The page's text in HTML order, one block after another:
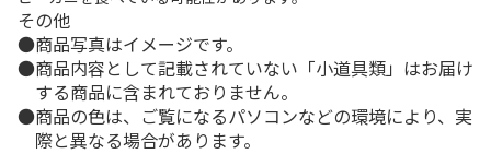
その他
商品写真はイメージです。
商品内容として記載されていない「小道具類」はお届け
する商品に含まれておりません。
商品の色は、ご覧になるパソコンなどの環境により、実
際と異なる場合があります。